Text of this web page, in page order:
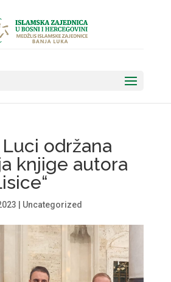
Luci održana
knjige autora
Uncategorized